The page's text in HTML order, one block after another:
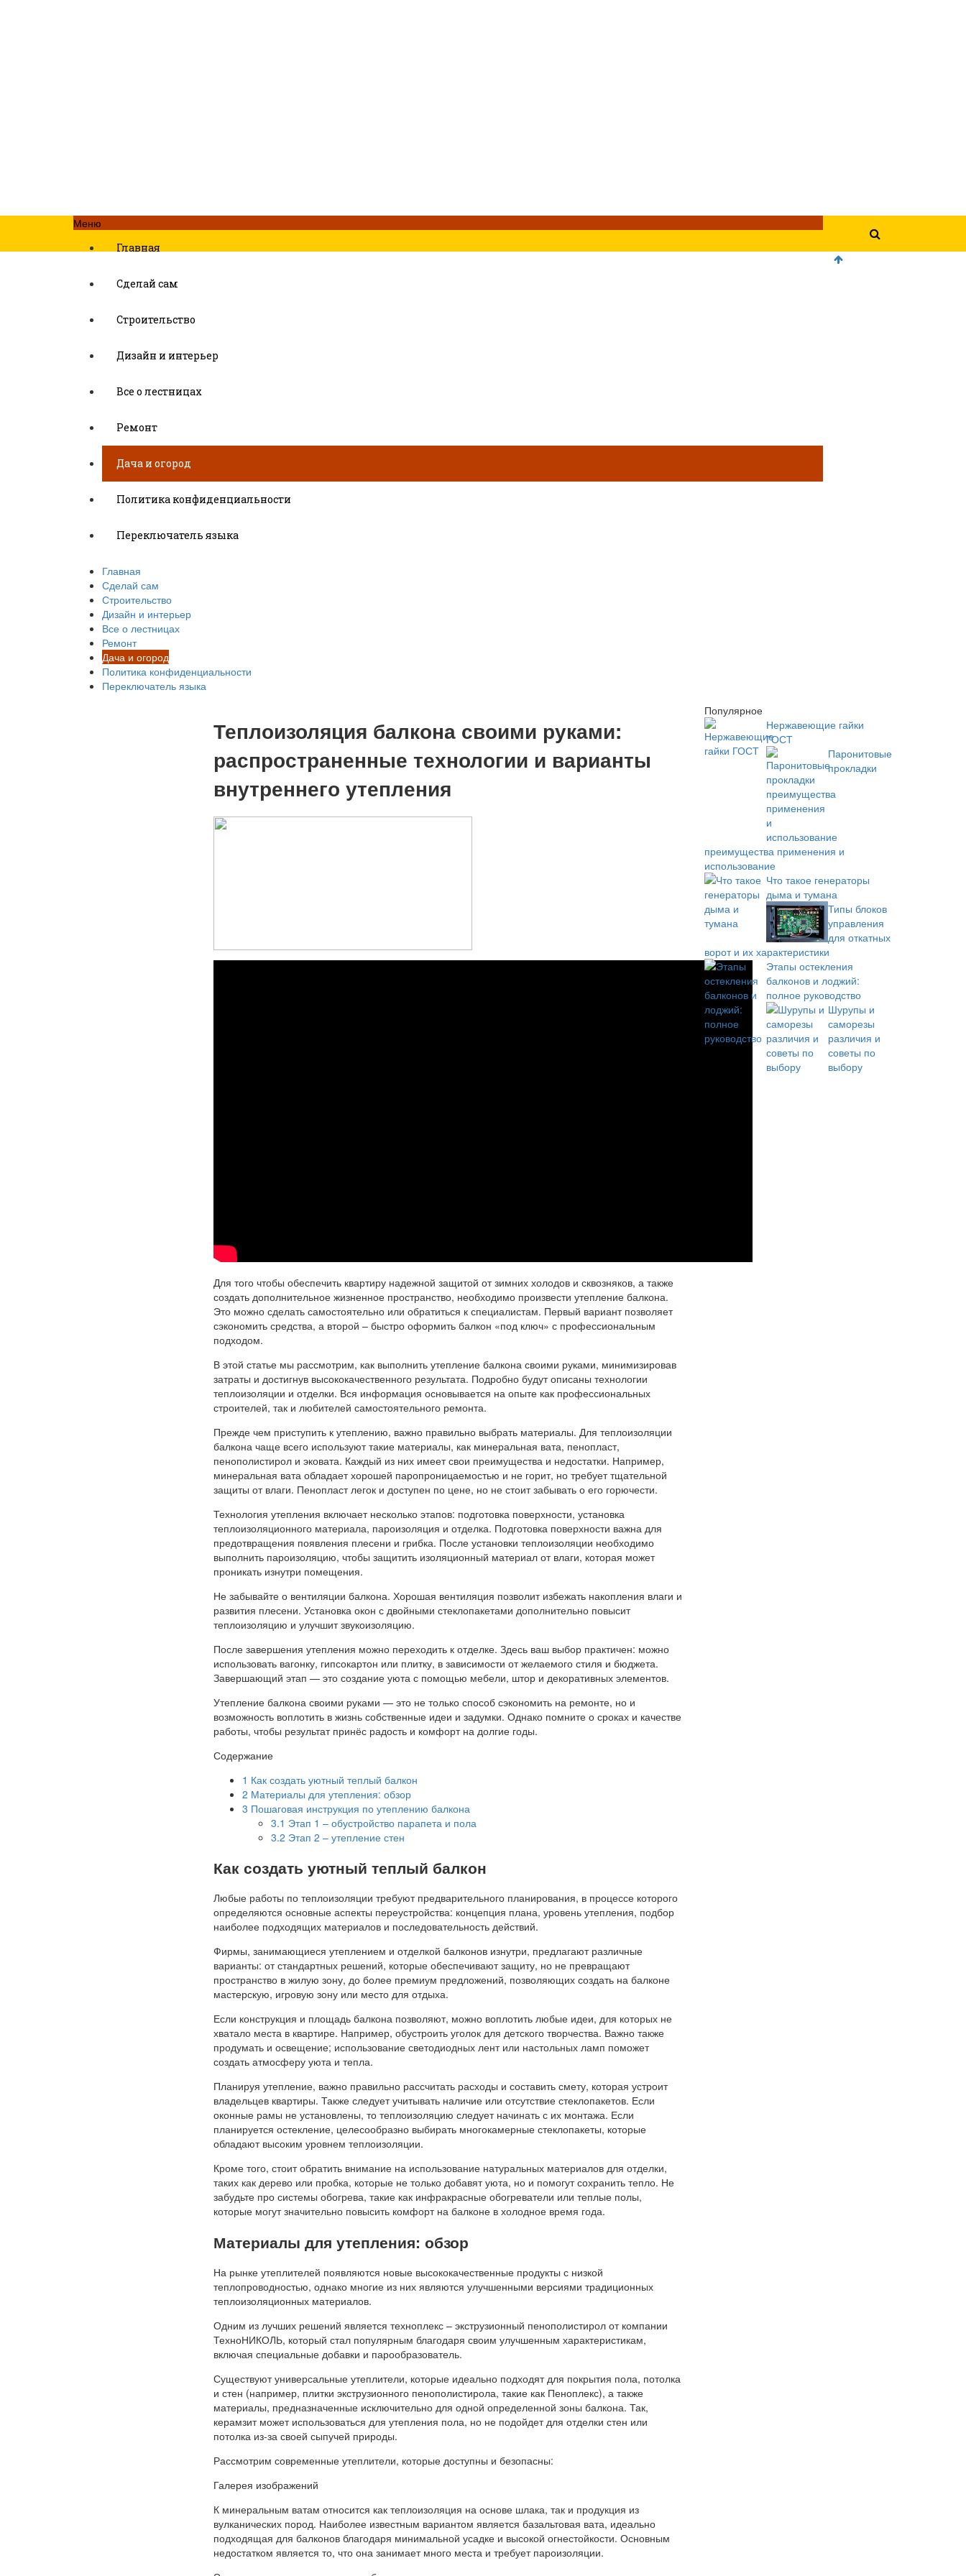
Меню
Главная
Сделай сам
Строительство
Дизайн и интерьер
Все о лестницах
Ремонт
Дача и огород
Политика конфиденциальности
Переключатель языка
Главная
Сделай сам
Строительство
Дизайн и интерьер
Все о лестницах
Ремонт
Дача и огород
Политика конфиденциальности
Переключатель языка
Теплоизоляция балкона своими руками:
распространенные технологии и варианты
внутреннего утепления
Для того чтобы обеспечить квартиру надежной защитой от зимних холодов и сквозняков, а также
создать дополнительное жизненное пространство, необходимо произвести утепление балкона.
Это можно сделать самостоятельно или обратиться к специалистам. Первый вариант позволяет
сэкономить средства, а второй – быстро оформить балкон «под ключ» с профессиональным
подходом.
В этой статье мы рассмотрим, как выполнить утепление балкона своими руками, минимизировав
затраты и достигнув высококачественного результата. Подробно будут описаны технологии
теплоизоляции и отделки. Вся информация основывается на опыте как профессиональных
строителей, так и любителей самостоятельного ремонта.
Прежде чем приступить к утеплению, важно правильно выбрать материалы. Для теплоизоляции
балкона чаще всего используют такие материалы, как минеральная вата, пенопласт,
пенополистирол и эковата. Каждый из них имеет свои преимущества и недостатки. Например,
минеральная вата обладает хорошей паропроницаемостью и не горит, но требует тщательной
защиты от влаги. Пенопласт легок и доступен по цене, но не стоит забывать о его горючести.
Технология утепления включает несколько этапов: подготовка поверхности, установка
теплоизоляционного материала, пароизоляция и отделка. Подготовка поверхности важна для
предотвращения появления плесени и грибка. После установки теплоизоляции необходимо
выполнить пароизоляцию, чтобы защитить изоляционный материал от влаги, которая может
проникать изнутри помещения.
Не забывайте о вентиляции балкона. Хорошая вентиляция позволит избежать накопления влаги и
развития плесени. Установка окон с двойными стеклопакетами дополнительно повысит
теплоизоляцию и улучшит звукоизоляцию.
После завершения утепления можно переходить к отделке. Здесь ваш выбор практичен: можно
использовать вагонку, гипсокартон или плитку, в зависимости от желаемого стиля и бюджета.
Завершающий этап — это создание уюта с помощью мебели, штор и декоративных элементов.
Утепление балкона своими руками — это не только способ сэкономить на ремонте, но и
возможность воплотить в жизнь собственные идеи и задумки. Однако помните о сроках и качестве
работы, чтобы результат принёс радость и комфорт на долгие годы.
Содержание
1 Как создать уютный теплый балкон
2 Материалы для утепления: обзор
3 Пошаговая инструкция по утеплению балкона
3.1 Этап 1 – обустройство парапета и пола
3.2 Этап 2 – утепление стен
Как создать уютный теплый балкон
Любые работы по теплоизоляции требуют предварительного планирования, в процессе которого
определяются основные аспекты переустройства: концепция плана, уровень утепления, подбор
наиболее подходящих материалов и последовательность действий.
Фирмы, занимающиеся утеплением и отделкой балконов изнутри, предлагают различные
варианты: от стандартных решений, которые обеспечивают защиту, но не превращают
пространство в жилую зону, до более премиум предложений, позволяющих создать на балконе
мастерскую, игровую зону или место для отдыха.
Если конструкция и площадь балкона позволяют, можно воплотить любые идеи, для которых не
хватало места в квартире. Например, обустроить уголок для детского творчества. Важно также
продумать и освещение; использование светодиодных лент или настольных ламп поможет
создать атмосферу уюта и тепла.
Планируя утепление, важно правильно рассчитать расходы и составить смету, которая устроит
владельцев квартиры. Также следует учитывать наличие или отсутствие стеклопакетов. Если
оконные рамы не установлены, то теплоизоляцию следует начинать с их монтажа. Если
планируется остекление, целесообразно выбирать многокамерные стеклопакеты, которые
обладают высоким уровнем теплоизоляции.
Кроме того, стоит обратить внимание на использование натуральных материалов для отделки,
таких как дерево или пробка, которые не только добавят уюта, но и помогут сохранить тепло. Не
забудьте про системы обогрева, такие как инфракрасные обогреватели или теплые полы,
которые могут значительно повысить комфорт на балконе в холодное время года.
Материалы для утепления: обзор
На рынке утеплителей появляются новые высококачественные продукты с низкой
теплопроводностью, однако многие из них являются улучшенными версиями традиционных
теплоизоляционных материалов.
Одним из лучших решений является техноплекс – экструзионный пенополистирол от компании
ТехноНИКОЛЬ, который стал популярным благодаря своим улучшенным характеристикам,
включая специальные добавки и парообразователь.
Существуют универсальные утеплители, которые идеально подходят для покрытия пола, потолка
и стен (например, плитки экструзионного пенополистирола, такие как Пеноплекс), а также
материалы, предназначенные исключительно для одной определенной зоны балкона. Так,
керамзит может использоваться для утепления пола, но не подойдет для отделки стен или
потолка из-за своей сыпучей природы.
Рассмотрим современные утеплители, которые доступны и безопасны:
Галерея изображений
К минеральным ватам относится как теплоизоляция на основе шлака, так и продукция из
вулканических пород. Наиболее известным вариантом является базальтовая вата, идеально
подходящая для балконов благодаря минимальной усадке и высокой огнестойкости. Основным
недостатком является то, что она занимает много места и требует пароизоляции.
Популярное
Нержавеющие гайки
ГОСТ
Паронитовые
прокладки
преимущества применения и
использование
Что такое генераторы
дыма и тумана
Типы блоков
управления
для откатных
ворот и их характеристики
Этапы остекления
балконов и лоджий:
полное руководство
Шурупы и
саморезы
различия и
советы по
выбору